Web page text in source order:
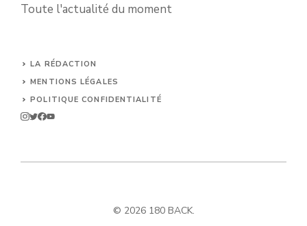
Toute l'actualité du moment
LA RÉDACTION
MENTIONS LÉGALES
POLITIQUE CONFIDENTIALITÉ
© 2026 180 BACK.